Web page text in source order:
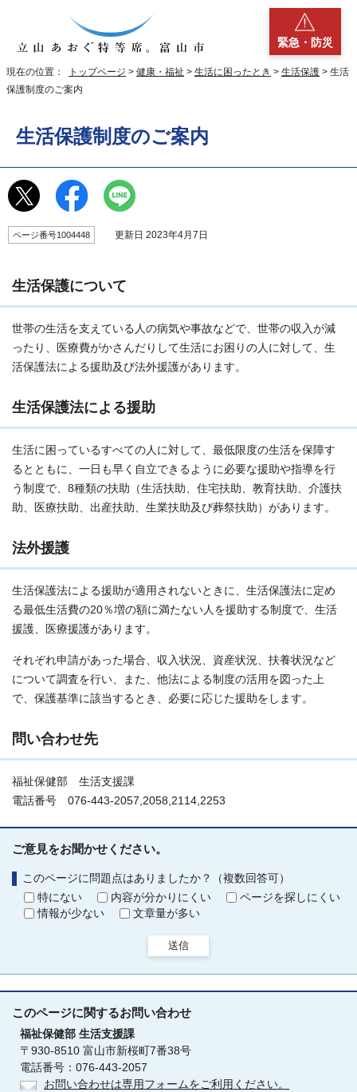
緊急・防災
現在の位置： トップページ > 健康・福祉 > 生活に困ったとき > 生活保護 > 生活
保護制度のご案内
生活保護制度のご案内
ページ番号1004448 更新日 2023年4月7日
生活保護について
世帯の生活を支えている人の病気や事故などで、世帯の収入が減
ったり、医療費がかさんだりして生活にお困りの人に対して、生
活保護法による援助及び法外援護があります。
生活保護法による援助
生活に困っているすべての人に対して、最低限度の生活を保障す
るとともに、一日も早く自立できるように必要な援助や指導を行
う制度で、8種類の扶助（生活扶助、住宅扶助、教育扶助、介護扶
助、医療扶助、出産扶助、生業扶助及び葬祭扶助）があります。
法外援護
生活保護法による援助が適用されないときに、生活保護法に定め
る最低生活費の20％増の額に満たない人を援助する制度で、生活
援護、医療援護があります。
それぞれ申請があった場合、収入状況、資産状況、扶養状況など
について調査を行い、また、他法による制度の活用を図った上
で、保護基準に該当するとき、必要に応じた援助をします。
問い合わせ先
福祉保健部 生活支援課
電話番号 076-443-2057,2058,2114,2253
ご意見をお聞かせください。
このページに問題点はありましたか？（複数回答可）
特にない
内容が分かりにくい
ページを探しにくい
情報が少ない
文章量が多い
送信
このページに関するお問い合わせ
福祉保健部 生活支援課
〒930-8510 富山市新桜町7番38号
電話番号：076-443-2057
お問い合わせは専用フォームをご利用ください。